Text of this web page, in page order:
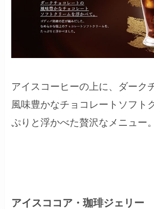
アイスコーヒーの上に、ダーク
風味豊かなチョコレートソフト
ぷりと浮かべた贅沢なメニュー。
アイスココア・珈琲ジェリー